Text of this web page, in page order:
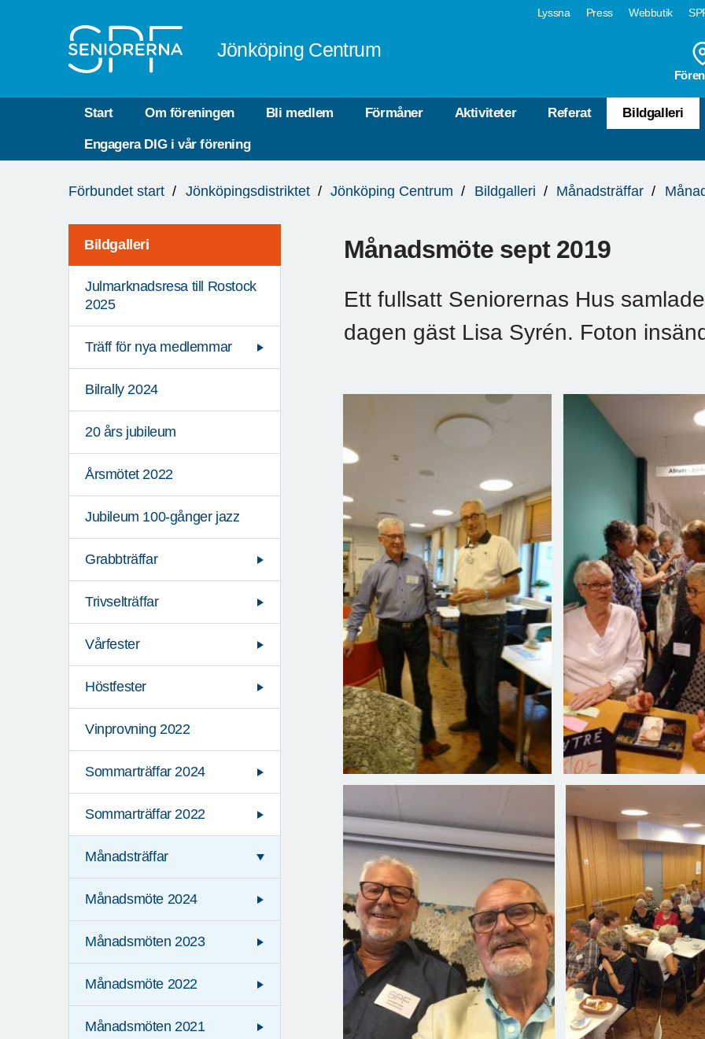
Lyssna Press Webbutik
Jönköping Centrum
Start Om föreningen Bli medlem Förmåner Aktiviteter Referat Bildgalleri
Engagera DIG i vår förening
är
Förbundet start Jönköpingsdistriktet Jönköping Centrum Bildgalleri Månadsträffar
Bildgalleri
Julmarknadsresa till Rostock
2025
Träff för nya medlemmar
Bilrally 2024
20 års jubileum
Årsmötet 2022
Jubileum 100-gånger jazz
Grabbträffar
Trivselträffar
Vårfester
Höstfester
Vinprovning 2022
Sommarträffar 2024
Sommarträffar 2022
Månadsträffar
Månadsmöte 2024
Månadsmöten 2023
Månadsmöte 2022
Månadsmöten 2021
Månadsmöte sept 2019
Ett fullsatt Seniorernas Hus
dagen gäst Lisa Syrén. Foton